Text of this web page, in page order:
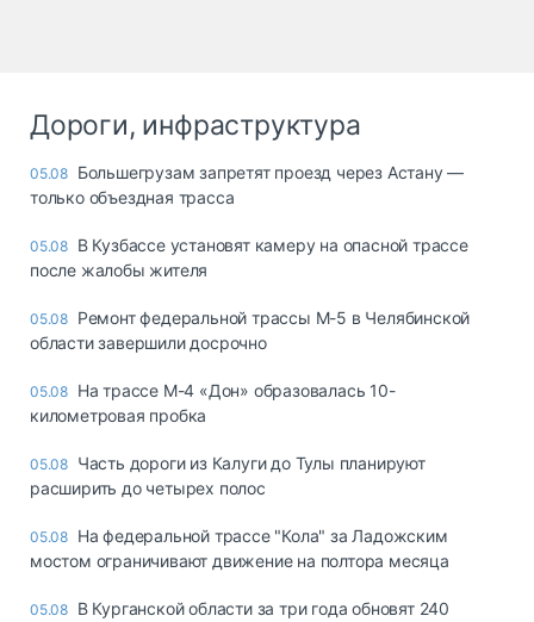
Дороги, инфраструктура
05.08 Большегрузам запретят проезд через Астану —
только объездная трасса
05.08 В Кузбассе установят камеру на опасной трассе
после жалобы жителя
05.08 Ремонт федеральной трассы М-5 в Челябинской
области завершили досрочно
05.08 На трассе М-4 «Дон» образовалась 10-
километровая пробка
05.08 Часть дороги из Калуги до Тулы планируют
расширить до четырех полос
05.08 На федеральной трассе "Кола" за Ладожским
мостом ограничивают движение на полтора месяца
05.08 В Курганской области за три года обновят 240